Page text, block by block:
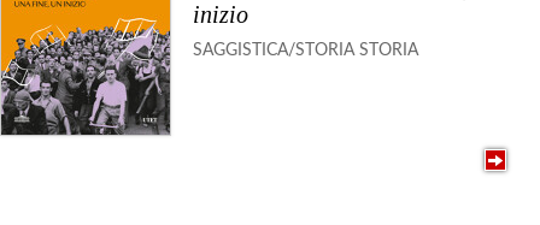
inizio
SAGGISTICA/STORIA STORIA